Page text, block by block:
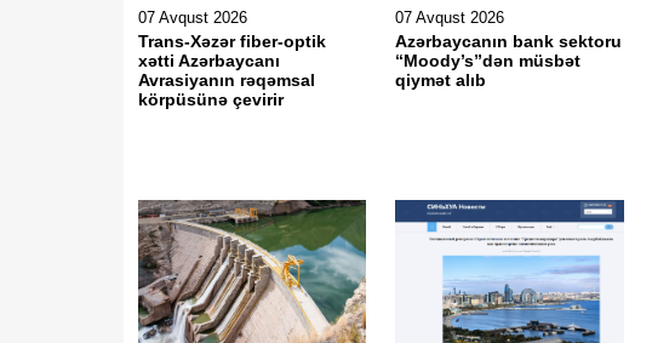
07 Avqust 2026
Trans-Xəzər fiber-optik
xətti Azərbaycanı
Avrasiyanın rəqəmsal
körpüsünə çevirir
07 Avqust 2026
Azərbaycanın bank sektoru
“Moody’s”dən müsbət
qiymət alıb